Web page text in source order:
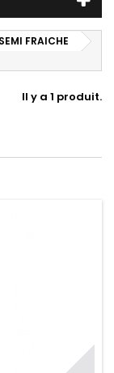
FRAICHE
Il y a 1 produit.